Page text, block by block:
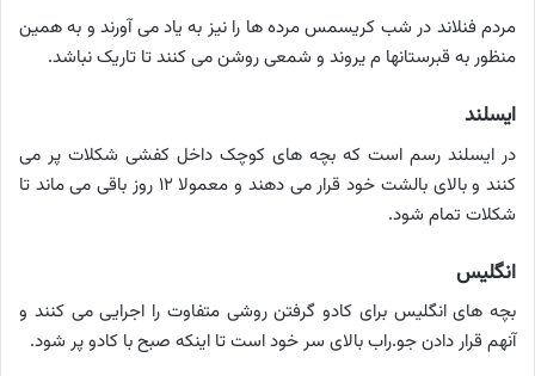
مردم فنلاند در شب کریسمس مرده ها را نیز به یاد می آورند و به همین
منظور به قبرستانها م یروند و شمعی روشن می کنند تا تاریک نباشد.
ایسلند
در ایسلند رسم است که بچه های کوچک داخل کفشی شکلات پر می
کنند و بالای بالشت خود قرار می دهند و معمولا ۱۲ روز باقی می ماند تا
شکلات تمام شود.
انگلیس
بچه های انگلیس برای کادو گرفتن روشی متفاوت را اجرایی می کنند و
آنهم قرار دادن جو.راب بالای سر خود است تا اینکه صبح با کادو پر شود.